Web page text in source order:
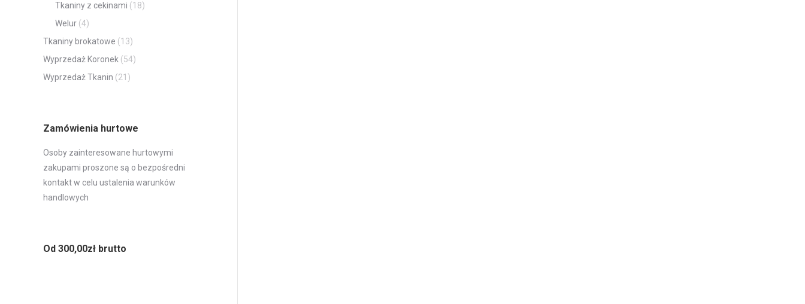
Tkaniny z cekinami (18)
Welur (4)
Tkaniny brokatowe (13)
Wyprzedaż Koronek (54)
Wyprzedaż Tkanin (21)
Zamówienia hurtowe
Osoby zainteresowane hurtowymi
zakupami proszone są o bezpośredni
kontakt w celu ustalenia warunków
handlowych
Od 300,00zł brutto